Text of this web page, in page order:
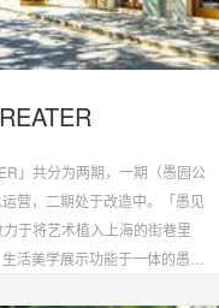
」共分为两期，一期（愚园公
营，二期处于改造中。「愚见
于将艺术植入上海的街巷里
活美学展示功能于一体的愚园